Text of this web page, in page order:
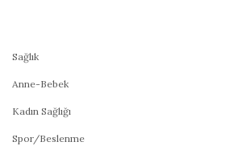
Sağlık
Anne-Bebek
Kadın Sağlığı
Spor/Beslenme